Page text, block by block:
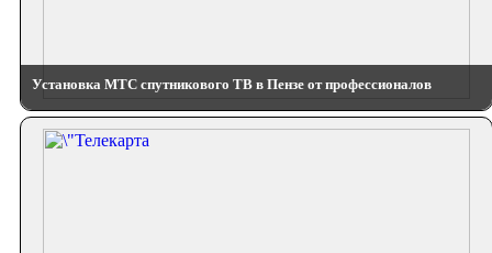
Установка МТС спутникового ТВ в Пензе от профессионалов